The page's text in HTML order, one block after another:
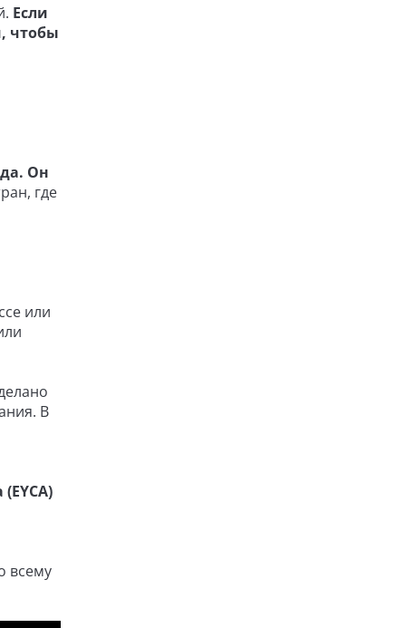
Если
чтобы
Он
где
или
В
всему